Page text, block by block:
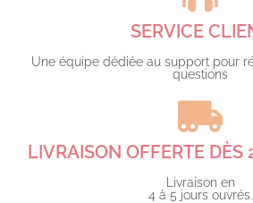
SERVICE
Une équipe dédiée au support pour
questions​
LIVRAISON OFFERTE
Livraison en
4 à 5 jours ouvrés.​